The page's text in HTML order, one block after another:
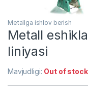
Metallga ishlov berish
Metall
liniyasi
Mavjudligi: Out of stock